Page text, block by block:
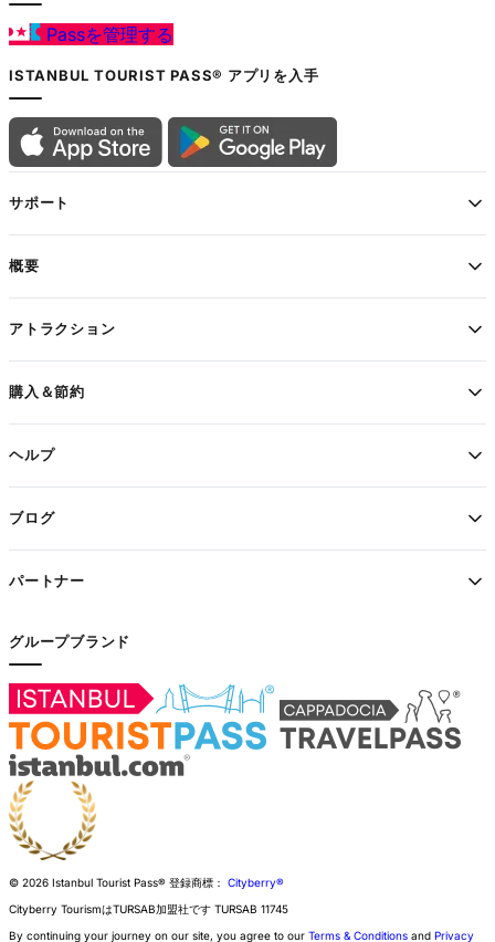
Passを管理する
ISTANBUL TOURIST PASS® アプリを入手
サポート
概要
アトラクション
購入＆節約
ヘルプ
ブログ
パートナー
グループブランド
© 2026 Istanbul Tourist Pass® 登録商標： Cityberry®
Cityberry TourismはTURSAB加盟社です TURSAB 11745
By continuing your journey on our site, you agree to our Terms & Conditions and Privacy